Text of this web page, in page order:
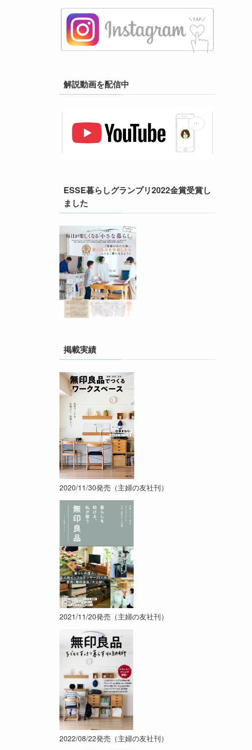
解説動画を配信中
ESSE暮らしグランプリ2022金賞受賞し
ました
掲載実績
2020/11/30発売（主婦の友社刊）
2021/11/20発売（主婦の友社刊）
2022/08/22発売（主婦の友社刊）